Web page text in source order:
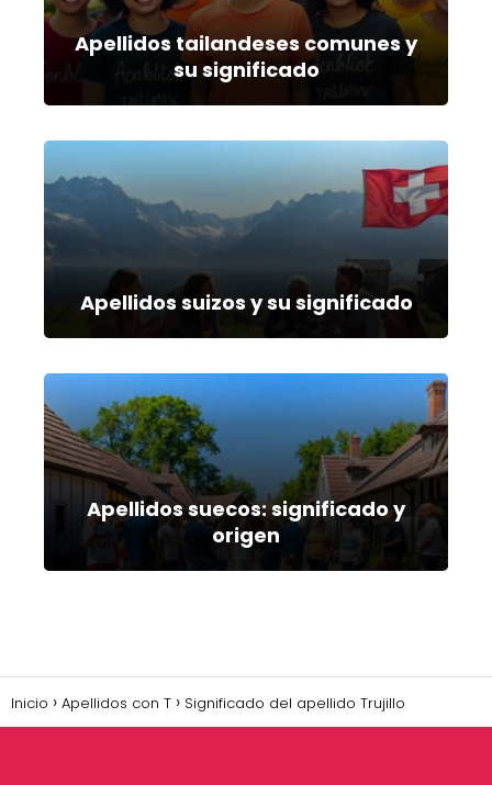
Apellidos tailandeses comunes y
su significado
Apellidos suizos y su significado
Apellidos suecos: significado y
origen
Inicio Apellidos con T Significado del apellido Trujillo